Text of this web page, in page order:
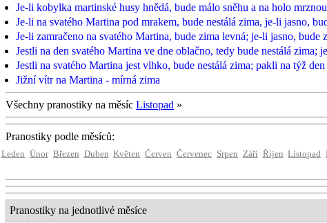
Je-li kobylka martinské husy hnědá, bude málo sněhu a na holo
Je-li na svatého Martina pod mrakem, bude nestálá zima, je-li jasno,
Je-li zamračeno na svatého Martina, bude zima levná; je-li jasno, bude
Jestli na den svatého Martina ve dne oblačno, tedy bude nestálá
Jestli na svatého Martina jest vlhko, bude nestálá zima; pakli na týž
Jižní vítr na Martina - mírná zima
Všechny pranostiky na měsíc Listopad »
Pranostiky podle měsíců:
Leden Únor Březen Duben Květen Červen Červenec Srpen Září Říjen Listopad
Pranostiky na jednotlivé měsíce